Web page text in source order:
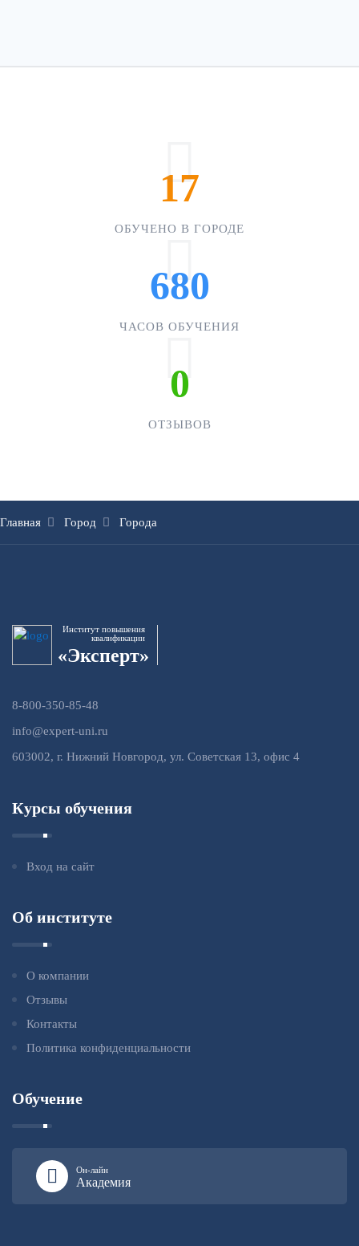
17
ОБУЧЕНО В ГОРОДЕ
680
ЧАСОВ ОБУЧЕНИЯ
0
ОТЗЫВОВ
Главная Город Города
Институт повышения
квалификации
«Эксперт»
8-800-350-85-48
info@expert-uni.ru
603002, г. Нижний Новгород, ул. Советская 13, офис 4
Курсы обучения
Вход на сайт
Об институте
О компании
Отзывы
Контакты
Политика конфиденциальности
Обучение
Он-лайн
Академия